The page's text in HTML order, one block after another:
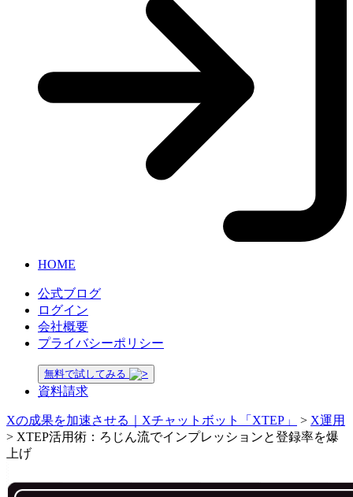
HOME
公式ブログ
ログイン
会社概要
プライバシーポリシー
無料で試してみる
資料請求
Xの成果を加速させる｜Xチャットボット「XTEP」 > X運用
> XTEP活用術：ろじん流でインプレッションと登録率を爆
上げ